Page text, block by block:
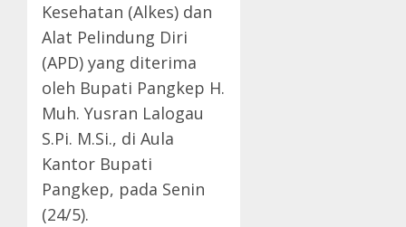
Kesehatan (Alkes) dan
Alat Pelindung Diri
(APD) yang diterima
oleh Bupati Pangkep H.
Muh. Yusran Lalogau
S.Pi. M.Si., di Aula
Kantor Bupati
Pangkep, pada Senin
(24/5).